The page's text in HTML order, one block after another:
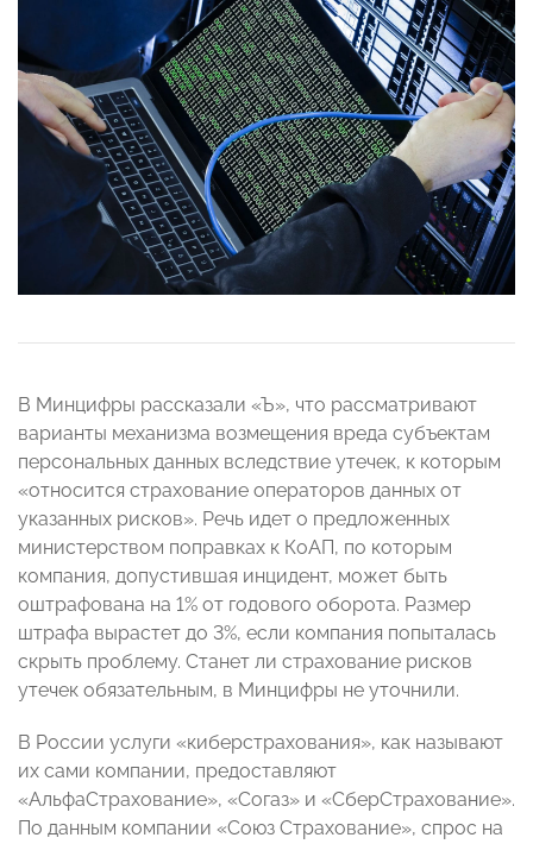
В Минцифры рассказали «Ъ», что рассматривают
варианты механизма возмещения вреда субъектам
персональных данных вследствие утечек, к которым
«относится страхование операторов данных от
указанных рисков». Речь идет о предложенных
министерством поправках к КоАП, по которым
компания, допустившая инцидент, может быть
оштрафована на 1% от годового оборота. Размер
штрафа вырастет до 3%, если компания попыталась
скрыть проблему. Станет ли страхование рисков
утечек обязательным, в Минцифры не уточнили.
В России услуги «киберстрахования», как называют
их сами компании, предоставляют
«АльфаСтрахование», «Согаз» и «СберСтрахование».
По данным компании «Союз Страхование», спрос на